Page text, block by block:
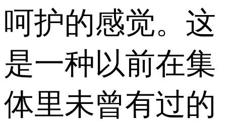
呵护的感觉。这
是一种以前在集
体里未曾有过的